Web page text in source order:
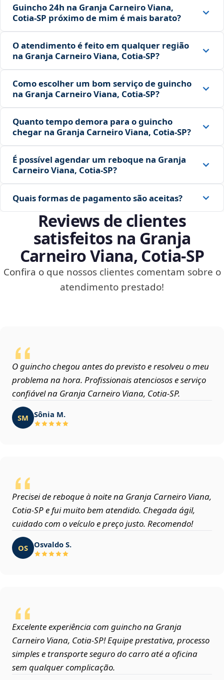
Guincho 24h na Granja Carneiro Viana,
Cotia‑SP próximo de mim é mais barato?
O atendimento é feito em qualquer região
na Granja Carneiro Viana, Cotia‑SP?
Como escolher um bom serviço de guincho
na Granja Carneiro Viana, Cotia‑SP?
Quanto tempo demora para o guincho
chegar na Granja Carneiro Viana, Cotia‑SP?
É possível agendar um reboque na Granja
Carneiro Viana, Cotia‑SP?
Quais formas de pagamento são aceitas?
Reviews de clientes
satisfeitos na Granja
Carneiro Viana, Cotia‑SP
Confira o que nossos clientes comentam sobre o
atendimento prestado!
O guincho chegou antes do previsto e resolveu o meu
problema na hora. Profissionais atenciosos e serviço
confiável na Granja Carneiro Viana, Cotia‑SP.
SM Sônia M.
Precisei de reboque à noite na Granja Carneiro Viana,
Cotia‑SP e fui muito bem atendido. Chegada ágil,
cuidado com o veículo e preço justo. Recomendo!
OS Osvaldo S.
Excelente experiência com guincho na Granja
Carneiro Viana, Cotia‑SP! Equipe prestativa, processo
simples e transporte seguro do carro até a oficina
sem qualquer complicação.